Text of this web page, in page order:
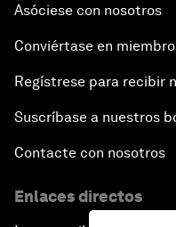
Asóciese con nosotros
Conviértase en miembro
Regístrese para recibir
Suscríbase a nuestros
Contacte con nosotros
Enlaces directos